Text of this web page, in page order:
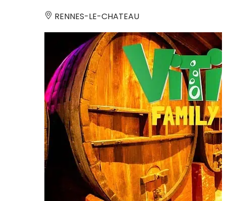
RENNES-LE-CHATEAU